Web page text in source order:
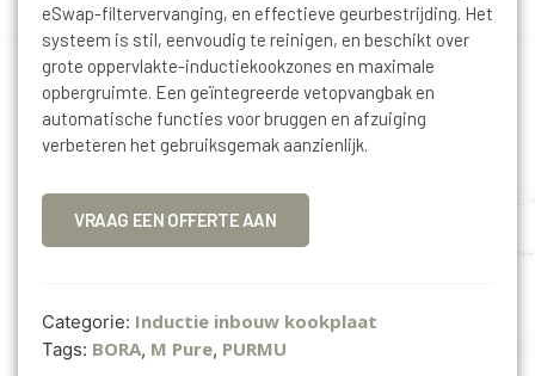
eSwap-filtervervanging, en effectieve geurbestrijding. Het
systeem is stil, eenvoudig te reinigen, en beschikt over
grote oppervlakte-inductiekookzones en maximale
opbergruimte. Een geïntegreerde vetopvangbak en
automatische functies voor bruggen en afzuiging
verbeteren het gebruiksgemak aanzienlijk.
VRAAG EEN OFFERTE AAN
Categorie: Inductie inbouw kookplaat
Tags: BORA, M Pure, PURMU